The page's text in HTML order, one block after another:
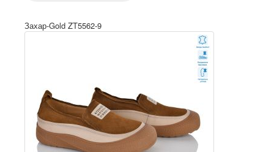
Захар-Gold ZT5562-9